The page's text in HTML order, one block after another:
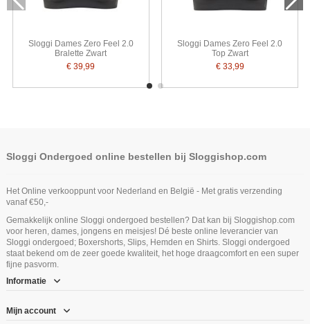
Sloggi Dames Zero Feel 2.0
Bralette Zwart
€ 39,99
Sloggi Dames Zero Feel 2.0
Top Zwart
€ 33,99
Sloggi Ondergoed online bestellen bij Sloggishop.com
Het Online verkooppunt voor Nederland en België - Met gratis verzending
vanaf €50,-
Gemakkelijk online Sloggi ondergoed bestellen? Dat kan bij Sloggishop.com
voor heren, dames, jongens en meisjes! Dé beste online leverancier van
Sloggi ondergoed; Boxershorts, Slips, Hemden en Shirts. Sloggi ondergoed
staat bekend om de zeer goede kwaliteit, het hoge draagcomfort en een super
fijne pasvorm.
Informatie
Mijn account